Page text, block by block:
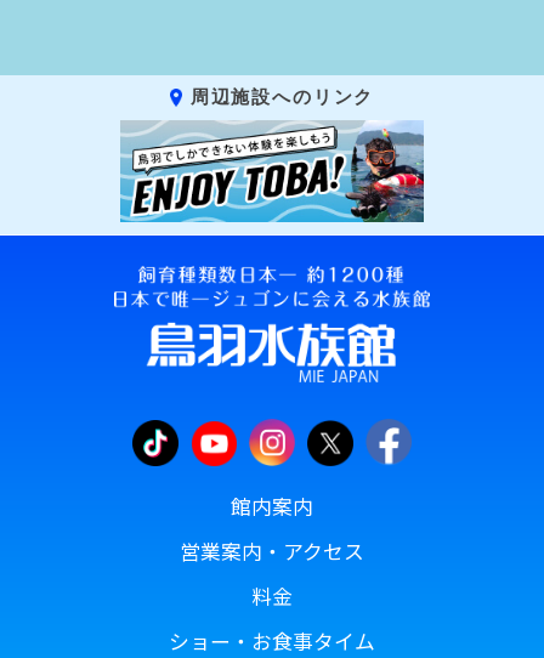
周辺施設へのリンク
館内案内
営業案内・アクセス
料金
ショー・お食事タイム